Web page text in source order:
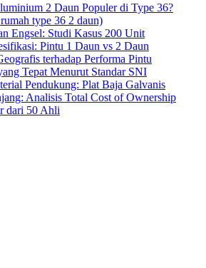
2 Daun Populer di Type 36?
type 36 2 daun)
Engsel: Studi Kasus 200 Unit
Pintu 1 Daun vs 2 Daun
terhadap Performa Pintu
Tepat Menurut Standar SNI
Pendukung: Plat Baja Galvanis
Analisis Total Cost of Ownership
dari 50 Ahli